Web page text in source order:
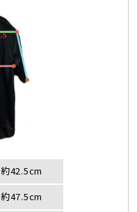
約42.5cm
約47.5cm